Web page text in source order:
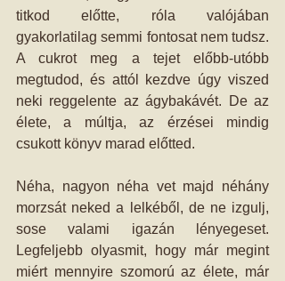
titkod előtte, róla valójában
gyakorlatilag semmi fontosat nem tudsz.
A cukrot meg a tejet előbb-utóbb
megtudod, és attól kezdve úgy viszed
neki reggelente az ágybakávét. De az
élete, a múltja, az érzései mindig
csukott könyv marad előtted.
Néha, nagyon néha vet majd néhány
morzsát neked a lelkéből, de ne izgulj,
sose valami igazán lényegeset.
Legfeljebb olyasmit, hogy már megint
miért mennyire szomorú az élete, már